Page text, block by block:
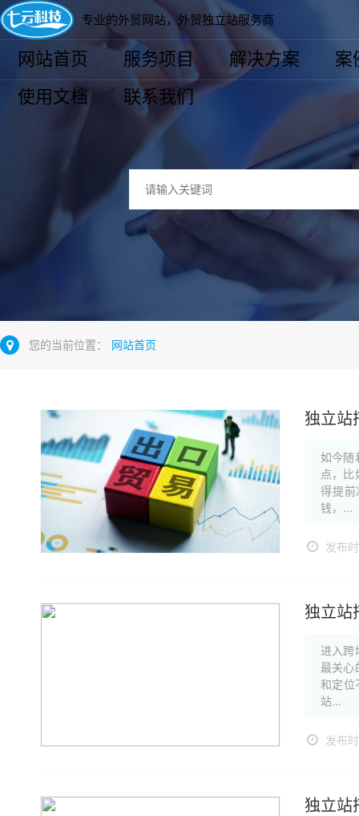
专业的外贸网站，外贸独立站服务商
网站首页 服务项目 解决方案
案
使用文档
联系我们
您的当前位置： 网站首页
独立站
如今随
点，比
得提前
钱，...
发布
独立站
进入跨
最关心
和定位
站...
发布
独立站